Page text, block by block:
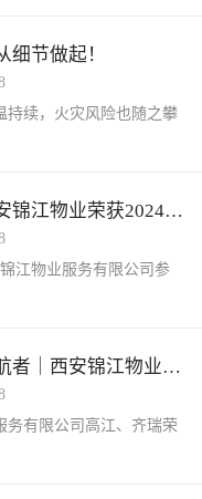
中， 西安锦江物业服务有
现卓越，凭借扎实的理
操作技能和临危不乱的现
管理师、电工、消防设施
设局指导、市物业管理行
全市物业管理行业一年一
平最强、影响最广的职业
赛，共有来自全市60余
余名物业从业人员参
未来”，全面夯实行业人
节西安锦江物业作为西安
项赛事，均取得傲人的成
炼队伍，搭建更广阔的成
细节做起！
持续，火灾风险也随之攀
全防范工作。风险在于防
福！西安锦江物业提醒
火灾事故占比较高，空
等大功率电器的使用频
，防止温度过高引发火
等电器设备不宜长时间
及时关闭电源。电动车应
桩充电，不得在室内、走
【喜报】西安锦江物业荣获2024年度优秀单位、全市技能竞赛优秀个人及优秀组织单位多项荣誉
江物业服务有限公司参
会组织召开的第三届会员
四次全体会议暨物业高质
业杯”西安市物业管理行
优秀个人及优秀组织单位
点亮社区领航者｜西安锦江物业高江、齐瑞获得“优秀项目经理”荣誉称号
务有限公司高江、齐瑞荣